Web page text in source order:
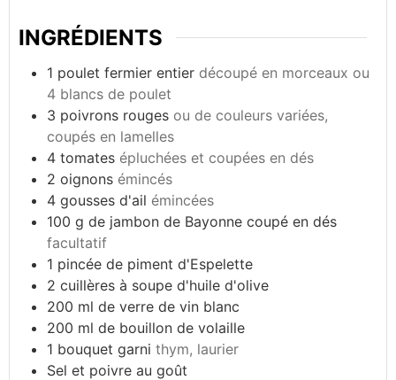
INGRÉDIENTS
1 poulet fermier entier découpé en morceaux ou
4 blancs de poulet
3 poivrons rouges ou de couleurs variées,
coupés en lamelles
4 tomates épluchées et coupées en dés
2 oignons émincés
4 gousses d'ail émincées
100 g de jambon de Bayonne coupé en dés
facultatif
1 pincée de piment d'Espelette
2 cuillères à soupe d'huile d'olive
200 ml de verre de vin blanc
200 ml de bouillon de volaille
1 bouquet garni thym, laurier
Sel et poivre au goût